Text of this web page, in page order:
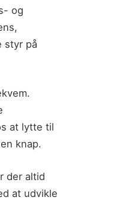
og
styr på
at lytte til
knap.
der altid
at udvikle